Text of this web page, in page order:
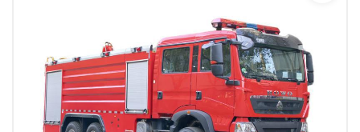
日本語
한국의 Türkçe
Melayu ไทย
Tiếng Việt Indonesia